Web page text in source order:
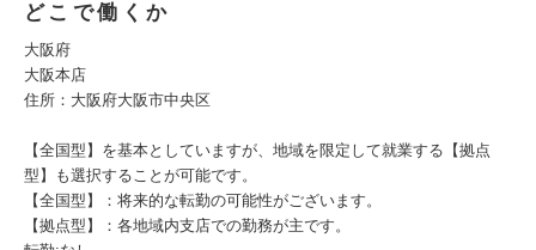
どこで働くか
大阪府
大阪本店
住所：大阪府大阪市中央区
【全国型】を基本としていますが、地域を限定して就業する【拠点
型】も選択することが可能です。
【全国型】：将来的な転勤の可能性がございます。
【拠点型】：各地域内支店での勤務が主です。